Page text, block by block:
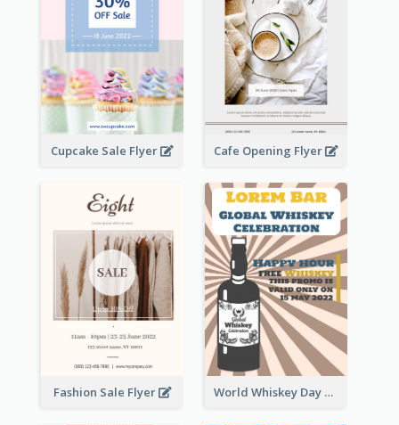
Cupcake Sale Flyer Cafe Opening Flyer
Fashion Sale Flyer World Whiskey Day Promotion Flyer